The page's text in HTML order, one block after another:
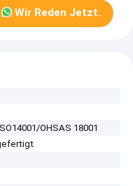
Wir Reden Jetzt.
OHSAS 18001